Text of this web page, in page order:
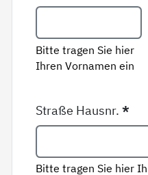
Bitte tragen Sie hier
Ihren Vornamen ein
Straße Hausnr.*
Bitte tragen Sie hier